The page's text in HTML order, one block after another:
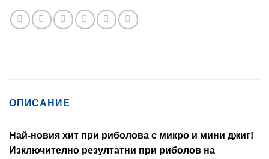
ОПИСАНИЕ
Най-новия хит при риболова с микро и мини джиг!
Изключително резултатни при риболов на